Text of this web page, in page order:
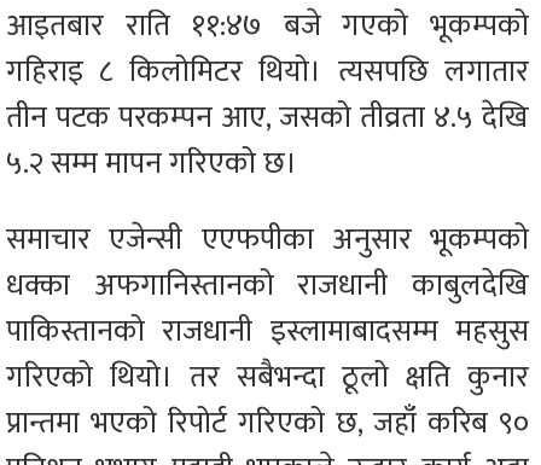
आइतबार राति ११:४७ बजे गएको भूकम्पको
गहिराइ ८ किलोमिटर थियो। त्यसपछि लगातार
तीन पटक परकम्पन आए, जसको तीव्रता ४.५ देखि
५.२ सम्म मापन गरिएको छ।
समाचार एजेन्सी एएफपीका अनुसार भूकम्पको
धक्का अफगानिस्तानको राजधानी काबुलदेखि
पाकिस्तानको राजधानी इस्लामाबादसम्म महसुस
गरिएको थियो। तर सबैभन्दा ठूलो क्षति कुनार
प्रान्तमा भएको रिपोर्ट गरिएको छ, जहाँ करिब ९०